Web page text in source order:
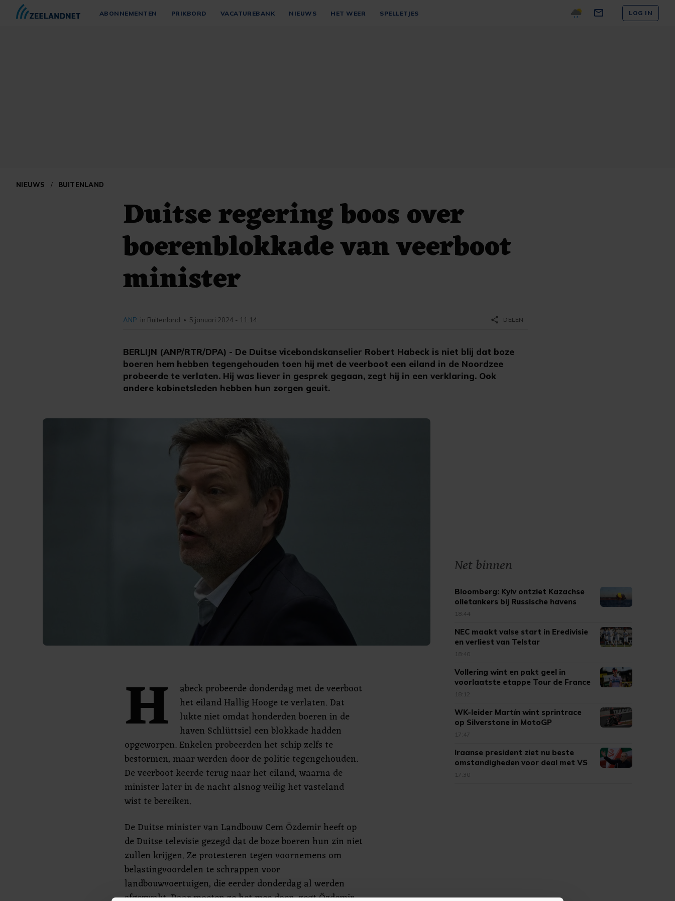
ABONNEMENTEN PRIKBORD VACATUREBANK NIEUWS HET WEER SPELLETJES LOG IN
NIEUWS / BUITENLAND
Duitse regering boos over
boerenblokkade van veerboot
minister
BERLIJN (ANP/RTR/DPA) - De Duitse vicebondskanselier Robert Habeck is niet blij dat boze
boeren hem hebben tegengehouden toen hij met de veerboot een eiland in de Noordzee
probeerde te verlaten. Hij was liever in gesprek gegaan, zegt hij in een verklaring. Ook
andere kabinetsleden hebben hun zorgen geuit.
ANP in Buitenland • 5 januari 2024 - 11:14 share DELEN
H
abeck probeerde donderdag met de veerboot
het eiland Hallig Hooge te verlaten. Dat
lukte niet omdat honderden boeren in de
haven Schlüttsiel een blokkade hadden
opgeworpen. Enkelen probeerden het schip zelfs te
bestormen, maar werden door de politie tegengehouden.
De veerboot keerde terug naar het eiland, waarna de
minister later in de nacht alsnog veilig het vasteland
wist te bereiken.
De Duitse minister van Landbouw Cem Özdemir heeft op
de Duitse televisie gezegd dat de boze boeren hun zin niet
zullen krijgen. Ze protesteren tegen voornemens om
belastingvoordelen te schrappen voor
landbouwvoertuigen, die eerder donderdag al werden
Net binnen
Bloomberg: Kyiv ontziet Kazachse
olietankers bij Russische havens
18:44
NEC maakt valse start in Eredivisie
en verliest van Telstar
18:40
Vollering wint en pakt geel in
voorlaatste etappe Tour de France
18:12
WK-leider Martín wint sprintrace
op Silverstone in MotoGP
17:47
Iraanse president ziet nu beste
omstandigheden voor deal met VS
17:30